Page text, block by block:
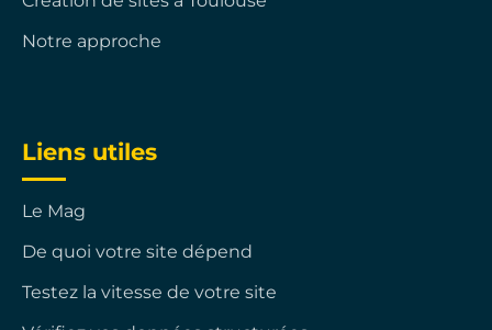
Notre approche
Liens utiles
Le Mag
De quoi votre site dépend
Testez la vitesse de votre site